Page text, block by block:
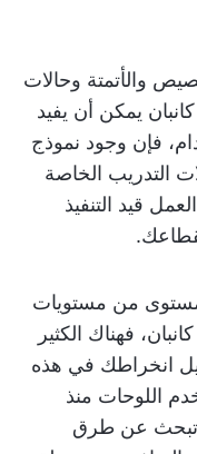
والأتمتة وحالات
يمكن أن يفيد
فإن وجود نموذج
التدريب الخاصة
قيد التنفيذ
من مستويات
فهناك الكثير
انخراطك في هذه
اللوحات منذ
تبحث عن طرق